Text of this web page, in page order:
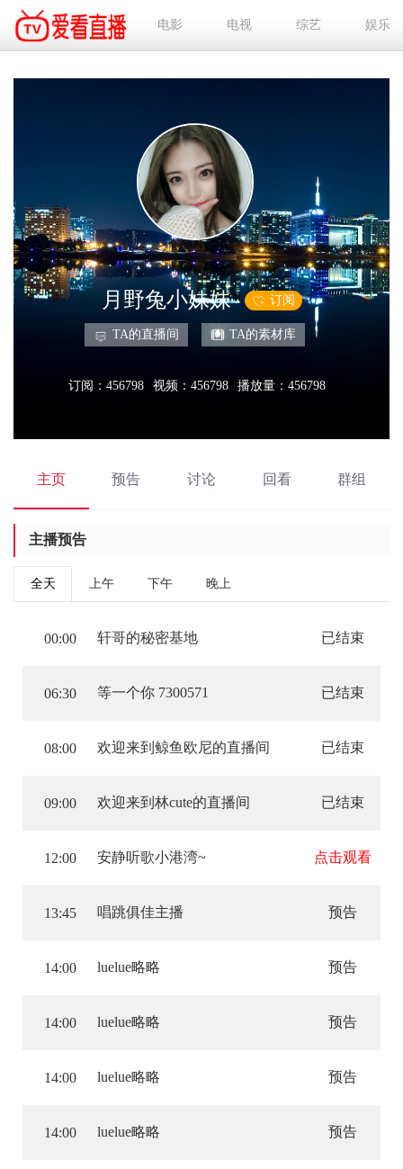
电影 电视 综艺 娱乐
月野兔小妹妹 订阅
TA的直播间 TA的素材库
订阅：456798 视频：456798 播放量：456798
主页 预告 讨论 回看 群组
主播预告
全天 上午 下午 晚上
00:00 轩哥的秘密基地 已结束
06:30 等一个你 7300571 已结束
08:00 欢迎来到鲸鱼欧尼的直播间 已结束
09:00 欢迎来到林cute的直播间 已结束
12:00 安静听歌小港湾~ 点击观看
13:45 唱跳俱佳主播 预告
14:00 luelue略略 预告
14:00 luelue略略 预告
14:00 luelue略略 预告
14:00 luelue略略 预告